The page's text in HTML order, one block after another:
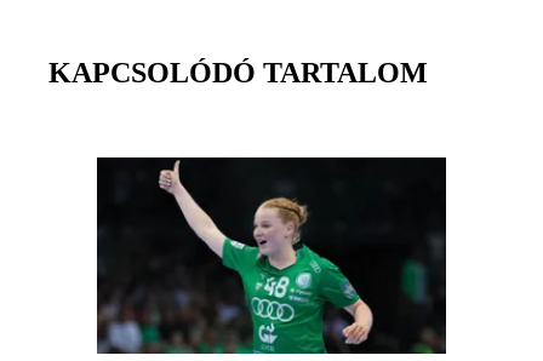
KAPCSOLÓDÓ TARTALOM